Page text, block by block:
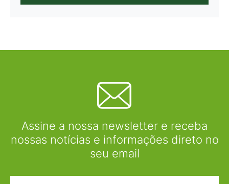
Assine a nossa newsletter e receba
nossas notícias e informações direto no
seu email